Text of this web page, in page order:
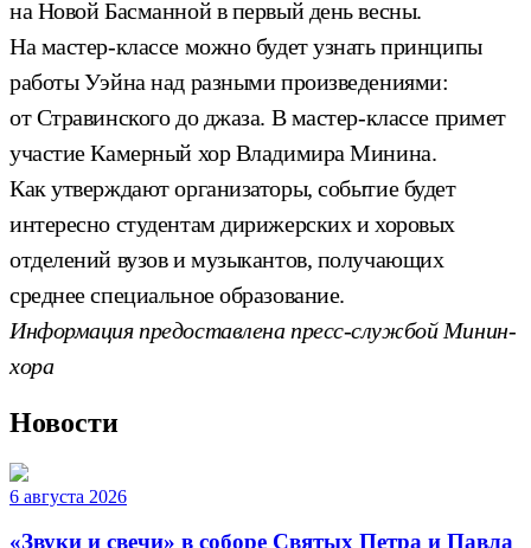
на Новой Басманной в первый день весны.
На мастер-классе можно будет узнать принципы
работы Уэйна над разными произведениями:
от Стравинского до джаза. В мастер-классе примет
участие Камерный хор Владимира Минина.
Как утверждают организаторы, событие будет
интересно студентам дирижерских и хоровых
отделений вузов и музыкантов, получающих
среднее специальное образование.
Информация предоставлена пресс-службой Минин-
хора
Новости
6 августа 2026
«Звуки и свечи» в соборе Святых Петра и Павла